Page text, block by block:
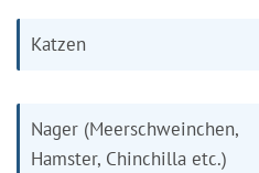
Katzen
Nager (Meerschweinchen,
Hamster, Chinchilla etc.)